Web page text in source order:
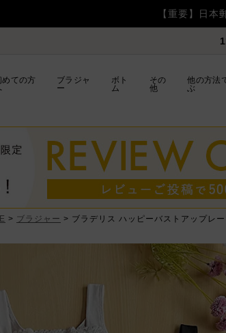
【重要】日
めての方
ブラジャ
ー
ボト
ム
その
他
他の方法
ぶ
ブラジャー ブラデリス ハッピーバストアップレ